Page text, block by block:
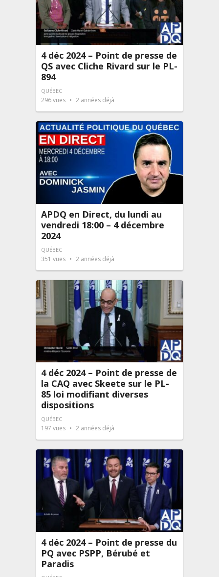
4 déc 2024 – Point de presse de
QS avec Cliche Rivard sur le PL-
894
QUÉBEC
296vues 2 années déjà
APDQ en Direct, du lundi au
vendredi 18:00 – 4 décembre
2024
QUÉBEC
351 vues 2 années déjà
4 déc 2024 – Point de presse de
la CAQ avec Skeete sur le PL-
85 loi modifiant diverses
dispositions
QUÉBEC
197 vues 2 années déjà
4 déc 2024 – Point de presse du
PQ avec PSPP, Bérubé et
Paradis